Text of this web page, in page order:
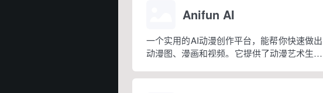
Anifun AI
一个实用的AI动漫创作平台，能帮你快速做出
动漫图、漫画和视频。它提供了动漫艺术生成